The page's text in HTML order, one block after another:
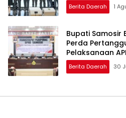
Berita Daerah 1
Bupati Samosir
Perda
Pelaksanaan
2025 dan Perda
Sampah
Berita Daerah 30